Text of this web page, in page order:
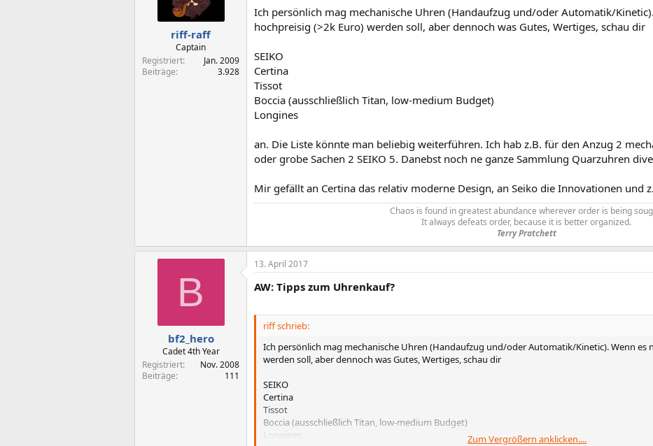
n
e
n
riff-raff
Captain
Registriert
Jan. 2009
Beiträge
3.928
Ich persönlich mag mechanische Uhren (Handaufzug und/oder Automatik/
hochpreisig (>2k Euro) werden soll, aber dennoch was Gutes, Wertiges, schau dir
SEIKO
Certina
Tissot
Boccia (ausschließlich Titan, low-medium Budget)
Longines
an. Die Liste könnte man beliebig weiterführen. Ich hab z.B. für den Anzug 2
oder grobe Sachen 2 SEIKO 5. Danebst noch ne ganze Sammlung Quarzuhren
Mir gefällt an Certina das relativ moderne Design, an Seiko die Innovationen und
Chaos is found in greatest abundance wherever order is being
It always defeats order, because it is better organized.
Terry Pratchett
B
bf2_hero
Cadet 4th Year
Registriert
Nov. 2008
Beiträge
111
13. April 2017
AW: Tipps zum Uhrenkauf?
riff schrieb:
Ich persönlich mag mechanische Uhren (Handaufzug und/oder Automatik/Kinetic). Wenn es
werden soll, aber dennoch was Gutes, Wertiges, schau dir
SEIKO
Certina
Tissot
Boccia (ausschließlich Titan, low-medium Budget)
Longines
Zum Vergrößern anklicken....